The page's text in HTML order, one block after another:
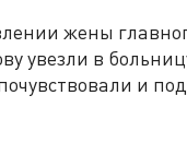
жены
увезли в
и